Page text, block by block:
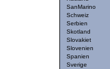
SanMarino
Schweiz
Serbien
Skotland
Slovakiet
Slovenien
Spanien
Sverige